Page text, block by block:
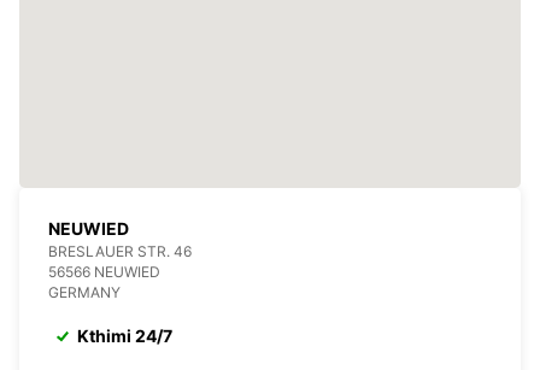
NEUWIED
BRESLAUER STR. 46
56566 NEUWIED
GERMANY
Kthimi 24/7